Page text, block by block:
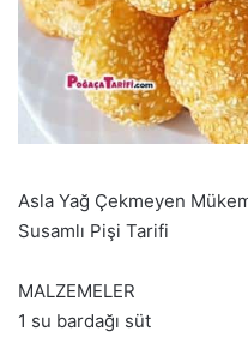
Asla Yağ Çekmeyen
Susamlı Pişi Tarifi
MALZEMELER
1 su bardağı süt